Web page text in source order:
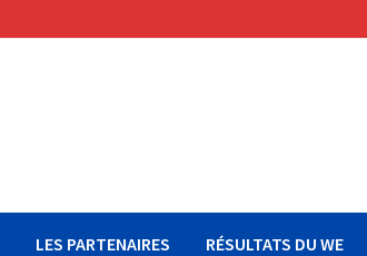
LES PARTENAIRES RÉSULTATS DU WE